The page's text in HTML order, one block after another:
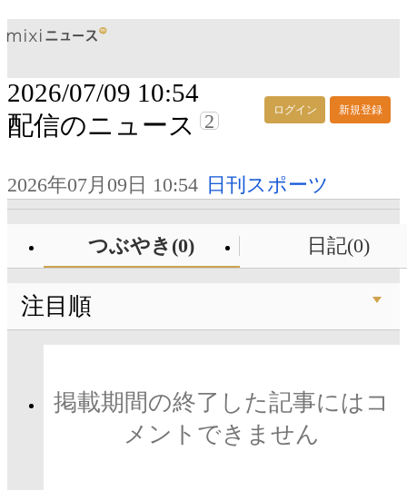
ログイン 新規登録
2026/07/09 10:54
配信のニュース
2
2026年07月09日 10:54 日刊スポーツ
つぶやき(0) 日記(0)
注目順
掲載期間の終了した記事にはコ
メントできません